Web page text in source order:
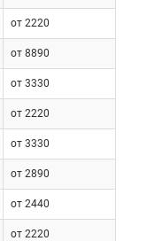
от 2220
от 8890
от 3330
от 2220
от 3330
от 2890
от 2440
от 2220